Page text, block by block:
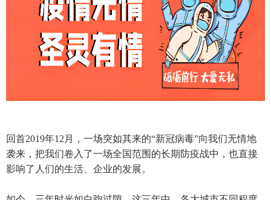
回首2019年12月，一场突如其来的“新冠病毒”向我们无情地
袭来，把我们卷入了一场全国范围的长期防疫战中，也直接
影响了人们的生活、企业的发展。